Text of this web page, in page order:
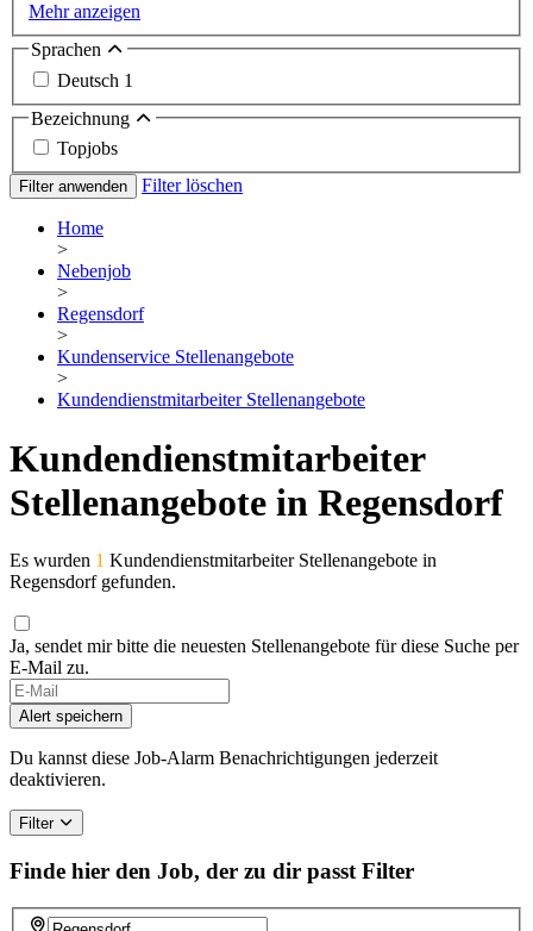
Mehr anzeigen
Sprachen
Deutsch 1
Bezeichnung
Topjobs
Filter anwenden Filter löschen
Home
>
Nebenjob
>
Regensdorf
>
Kundenservice Stellenangebote
>
Kundendienstmitarbeiter Stellenangebote
Kundendienstmitarbeiter
Stellenangebote in Regensdorf
Es wurden 1 Kundendienstmitarbeiter Stellenangebote in
Regensdorf gefunden.
Ja, sendet mir bitte die neuesten Stellenangebote für diese Suche per
E-Mail zu.
Alert speichern
Du kannst diese Job-Alarm Benachrichtigungen jederzeit
deaktivieren.
Filter
Finde hier den Job, der zu dir passt Filter